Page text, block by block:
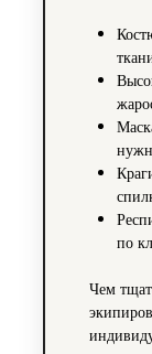
по
Чем